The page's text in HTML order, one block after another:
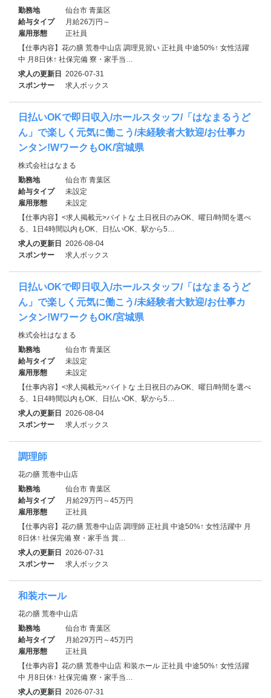
勤務地
仙台市 青葉区
給与タイプ
月給26万円～
雇用形態
正社員
【仕事内容】花の膳 荒巻中山店 調理見習い 正社員 中途50%↑ 女性活躍
中 月8日休↑ 社保完備 寮・家⼿当…
求人の更新日 2026-07-31
スポンサー
求人ボックス
日払いOKで即日収入/ホールスタッフ/「はなまるうど
ん」で楽しく元気に働こう/未経験者大歓迎/お仕事カ
ンタン!WワークもOK/宮城県
株式会社はなまる
勤務地
仙台市 青葉区
給与タイプ
未設定
雇用形態
未設定
【仕事内容】<求人掲載元>バイトな 土日祝日のみOK、曜日/時間を選べ
る、1日4時間以内もOK、日払いOK、駅から5…
求人の更新日 2026-08-04
スポンサー
求人ボックス
日払いOKで即日収入/ホールスタッフ/「はなまるうど
ん」で楽しく元気に働こう/未経験者大歓迎/お仕事カ
ンタン!WワークもOK/宮城県
株式会社はなまる
勤務地
仙台市 青葉区
給与タイプ
未設定
雇用形態
未設定
【仕事内容】<求人掲載元>バイトな 土日祝日のみOK、曜日/時間を選べ
る、1日4時間以内もOK、日払いOK、駅から5…
求人の更新日 2026-08-04
スポンサー
求人ボックス
調理師
花の膳 荒巻中山店
勤務地
仙台市 青葉区
給与タイプ
月給29万円～45万円
雇用形態
正社員
【仕事内容】花の膳 荒巻中山店 調理師 正社員 中途50%↑ 女性活躍中 月
8日休↑ 社保完備 寮・家⼿当 賞…
求人の更新日 2026-07-31
スポンサー
求人ボックス
和装ホール
花の膳 荒巻中山店
勤務地
仙台市 青葉区
給与タイプ
月給29万円～45万円
雇用形態
正社員
【仕事内容】花の膳 荒巻中山店 和装ホール 正社員 中途50%↑ 女性活躍
中 月8日休↑ 社保完備 寮・家⼿当…
求人の更新日 2026-07-31